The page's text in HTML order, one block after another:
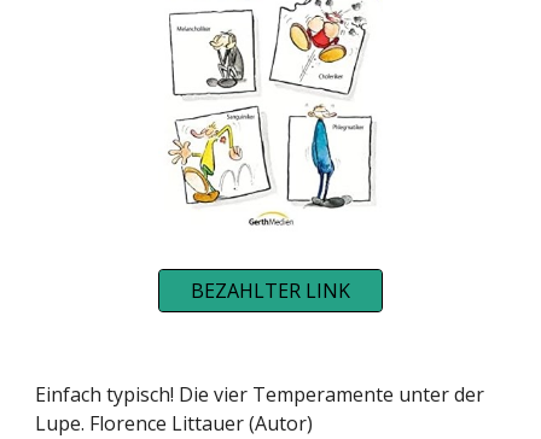
BEZAHLTER LINK
Einfach typisch! Die vier Temperamente unter der
Lupe. Florence Littauer (Autor)